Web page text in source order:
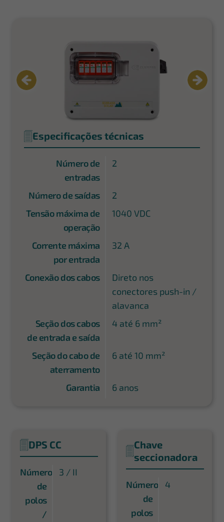
Especificações técnicas
Número de
entradas
2
Número de saídas
2
Tensão máxima de
operação
1040 VDC
Corrente máxima
por entrada
32 A
Conexão dos cabos
Direto nos
conectores push-in /
alavanca
Seção dos cabos
de entrada e saída
4 até 6 mm²
Seção do cabo de
aterramento
6 até 10 mm²
Garantia 6 anos
DPS CC
Número
de
polos
/
3 / II
Chave
seccionadora
Número
de
polos
4